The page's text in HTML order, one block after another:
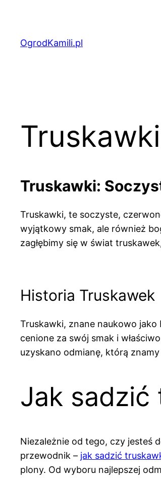
treściOgrodKamili.pl
Truskawki
Truskawki:
Truskawki, te soczyste,
wyjątkowy smak, ale również
zagłębimy się w świat
Historia Truskawek
Truskawki, znane naukowo
cenione za swój smak i
uzyskano odmianę, którą
Jak sadzić
Niezależnie od tego, czy jesteś
przewodnik – jak sadzić
plony. Od wyboru najlepszej